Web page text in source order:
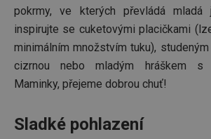
pokrmy, ve kterých převládá mladá
inspirujte se cuketovými placičkami
minimálním množstvím tuku),
cizrnou nebo mladým hráškem s
Maminky, přejeme dobrou chuť!
Sladké pohlazení